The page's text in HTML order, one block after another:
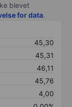
blevet
for data.
45,30
45,31
46,11
45,76
4,00